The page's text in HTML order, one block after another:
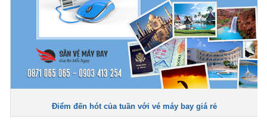
Điểm đến hót của tuần với vé máy bay giá rẻ